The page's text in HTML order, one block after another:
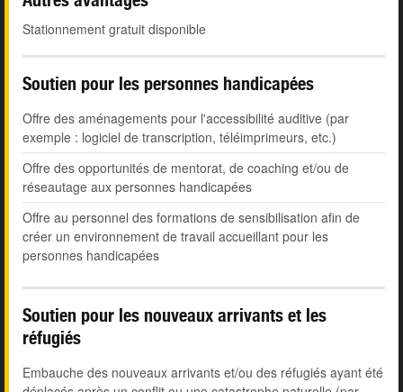
Stationnement gratuit disponible
Soutien pour les personnes handicapées
Offre des aménagements pour l'accessibilité auditive (par
exemple : logiciel de transcription, téléimprimeurs, etc.)
Offre des opportunités de mentorat, de coaching et/ou de
réseautage aux personnes handicapées
Offre au personnel des formations de sensibilisation afin de
créer un environnement de travail accueillant pour les
personnes handicapées
Soutien pour les nouveaux arrivants et les
réfugiés
Embauche des nouveaux arrivants et/ou des réfugiés ayant été